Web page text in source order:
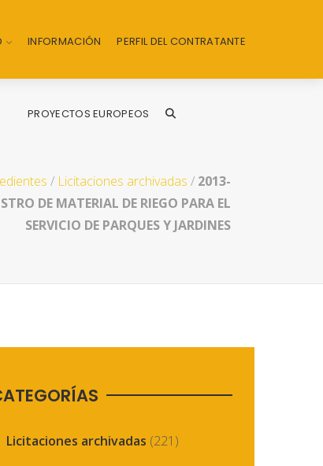
INFORMACIÓN PERFIL DEL CONTRATANTE
PROYECTOS EUROPEOS
/ Licitaciones archivadas / 2013-
DE MATERIAL DE RIEGO PARA EL
SERVICIO DE PARQUES Y JARDINES
Licitaciones archivadas (221)